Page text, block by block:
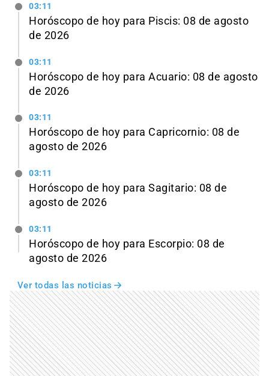
03:11
Horóscopo de hoy para Piscis: 08 de agosto
de 2026
03:11
Horóscopo de hoy para Acuario: 08 de agosto
de 2026
03:11
Horóscopo de hoy para Capricornio: 08 de
agosto de 2026
03:11
Horóscopo de hoy para Sagitario: 08 de
agosto de 2026
03:11
Horóscopo de hoy para Escorpio: 08 de
agosto de 2026
Ver todas las noticias